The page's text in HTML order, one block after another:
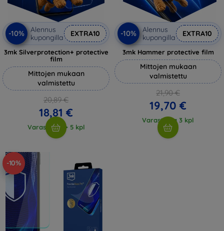
-10%
Alennus
kupongilla
EXTRA10
3mk Silverprotection+ protective
film
Mittojen mukaan
valmistettu
20,89 €
18,81 €
Varastossa > 5 kpl
-10%
Alennus
kupongilla
EXTRA10
3mk Hammer protective film
Mittojen mukaan
valmistettu
21,90 €
19,70 €
Varastossa 3 kpl
-10%